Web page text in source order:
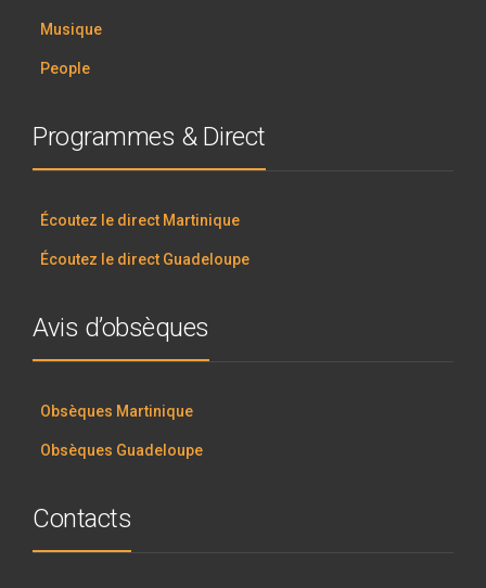
Musique
People
Programmes & Direct
Écoutez le direct Martinique
Écoutez le direct Guadeloupe
Avis d’obsèques
Obsèques Martinique
Obsèques Guadeloupe
Contacts